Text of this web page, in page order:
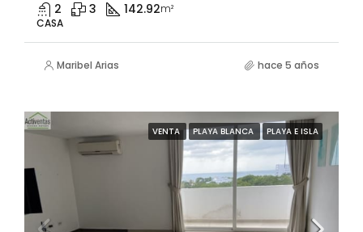
2 3 142.92m²
CASA
Maribel Arias hace 5 años
VENTA PLAYA BLANCA PLAYA E ISLA